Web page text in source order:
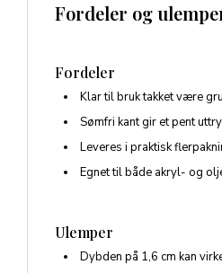
Fordeler og
Fordeler
Klar til bruk takket være
Sømfri kant gir et pent
Leveres i praktisk
Egnet til både akryl- og
Ulemper
Dybden på 1,6 cm kan